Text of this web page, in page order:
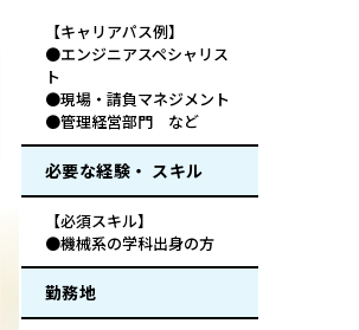
【キャリアパス例】
●エンジニアスペシャリス
ト
●現場・請負マネジメント
●管理経営部門 など
必要な経験・ スキル
【必須スキル】
●機械系の学科出身の方
勤務地